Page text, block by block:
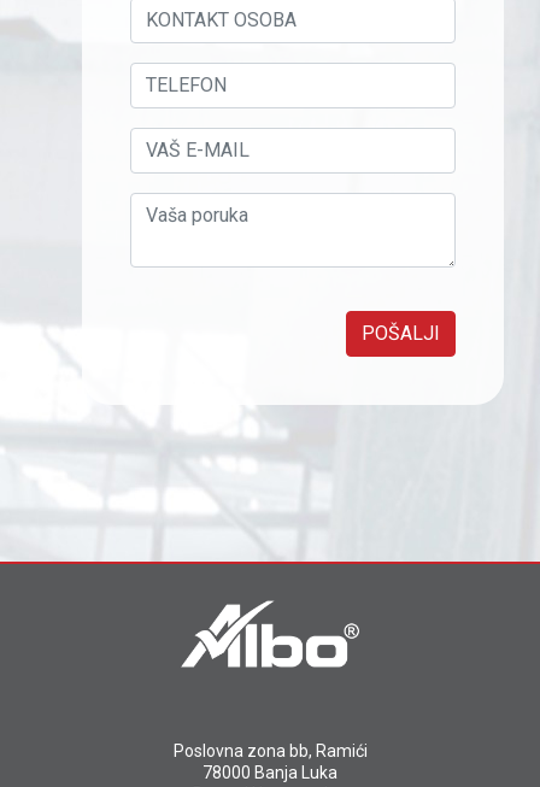
POŠALJI
Poslovna zona bb, Ramići
78000 Banja Luka